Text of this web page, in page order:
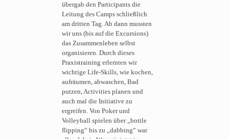
übergab den Participants die
Leitung des Camps schließlich
am dritten Tag. Ab dann mussten
wir uns (bis auf die Excursions)
das Zusammenleben selbst
organisieren. Durch dieses
Praxistraining erlernten wir
wichtige Life-Skills, wie kochen,
aufräumen, abwaschen, Bad
putzen, Activities planen und
auch mal die Initiative zu
ergreifen. Von Poker und
Volleyball spielen über „bottle
flipping“ bis zu „dabbing“ war